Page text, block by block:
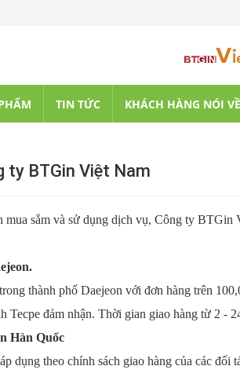
TIN TỨC KHÁCH HÀNG NÓI
ty BTGin Việt Nam
sắm và sử dụng dịch vụ, Công ty BTGin
thành phố Daejeon với đơn hàng trên
Tecpe đảm nhận. Thời gian giao hàng từ 2 -
Hàn Quốc
dụng theo chính sách giao hàng của các đối